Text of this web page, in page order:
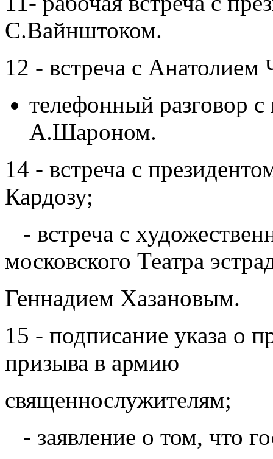
С.Вайнштоком.
12 - встреча с Анатолием
телефонный разговор
А.Шароном.
14 - встреча с
Кардозу;
- встреча с
московского Театра
Геннадием Хазановым.
15 - подписание указа о
призыва в армию
священнослужителям;
- заявление о том, что